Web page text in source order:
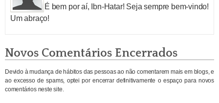
É bem por aí, Ibn-Hatar! Seja sempre bem-vindo!
Um abraço!
Novos Comentários Encerrados
Devido à mudança de hábitos das pessoas ao não comentarem mais em blogs, e
ao excesso de spams, optei por encerrar definitivamente o espaço para novos
comentários neste site.